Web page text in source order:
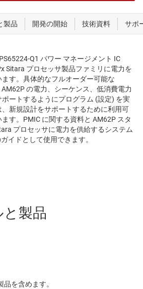
Q1 パワー マネージメント IC
Sitara プロセッサ製品ファミリに電力を
す。具体的なフルオーダー可能な
の電力、シーケンス、低消費電力
ートするようにプログラム (設定) を実
新規設計をサポートするために利用可
す。PMIC に関する資料と AM62P スタ
プロセッサに電力を供給するシステム
イドとして使用できます。
製品
を含めます。